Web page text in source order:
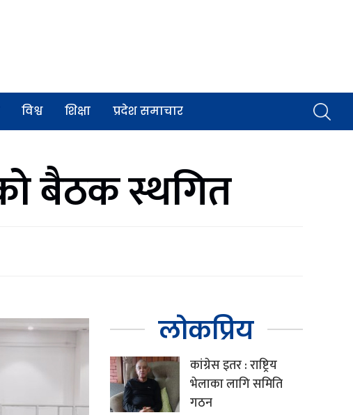
विश्व शिक्षा प्रदेश समाचार
बैठक स्थगित
लोकप्रिय
कांग्रेस इतर : राष्ट्रिय
भेलाका लागि समिति
गठन